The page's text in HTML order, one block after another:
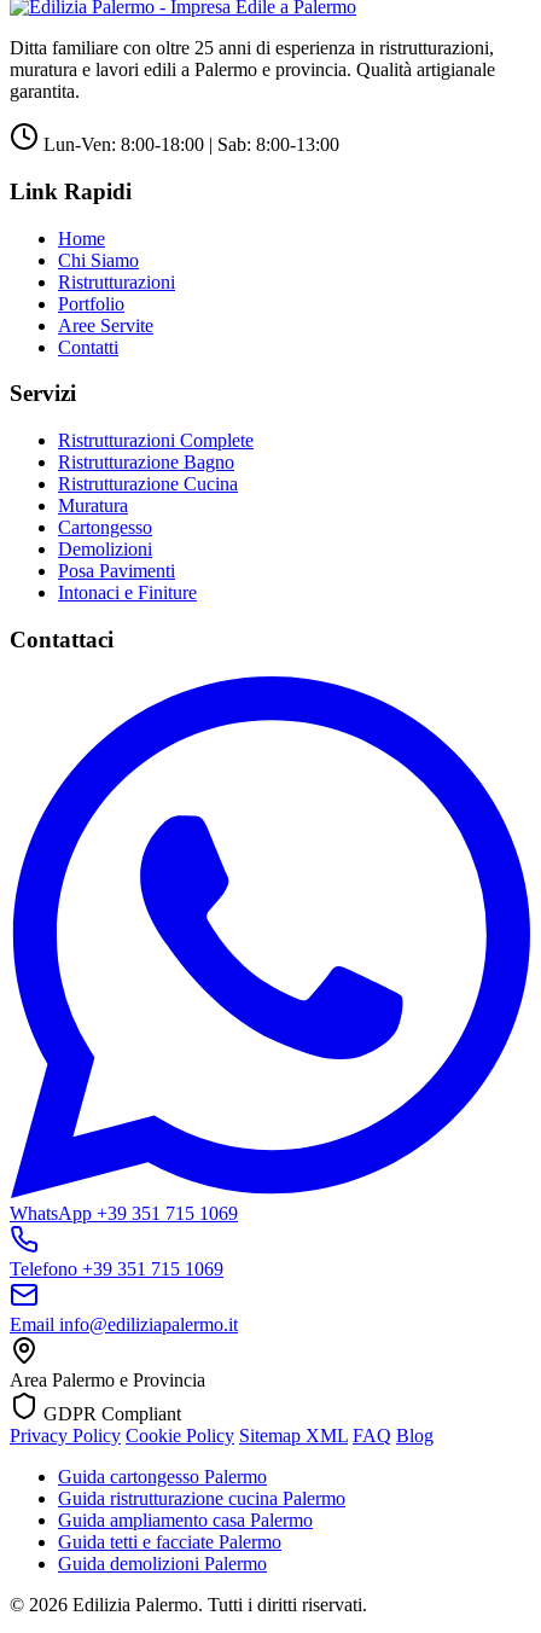
Ditta familiare con oltre 25 anni di esperienza in ristrutturazioni,
muratura e lavori edili a Palermo e provincia. Qualità artigianale
garantita.
Lun-Ven: 8:00-18:00 | Sab: 8:00-13:00
Link Rapidi
Home
Chi Siamo
Ristrutturazioni
Portfolio
Aree Servite
Contatti
Servizi
Ristrutturazioni Complete
Ristrutturazione Bagno
Ristrutturazione Cucina
Muratura
Cartongesso
Demolizioni
Posa Pavimenti
Intonaci e Finiture
Contattaci
WhatsApp +39 351 715 1069
Telefono +39 351 715 1069
Email info@ediliziapalermo.it
Area Palermo e Provincia
GDPR Compliant
Privacy Policy Cookie Policy Sitemap XML FAQ Blog
Guida cartongesso Palermo
Guida ristrutturazione cucina Palermo
Guida ampliamento casa Palermo
Guida tetti e facciate Palermo
Guida demolizioni Palermo
© 2026 Edilizia Palermo. Tutti i diritti riservati.